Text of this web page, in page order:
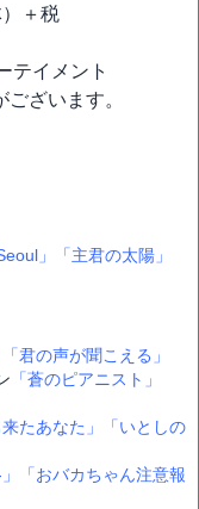
）＋税
テイメント
ざいます。
」
「主君の太陽」
「君の声が聞こえる」
「蒼のピアニスト」
来たあなた」
「いとしの
「おバカちゃん注意報